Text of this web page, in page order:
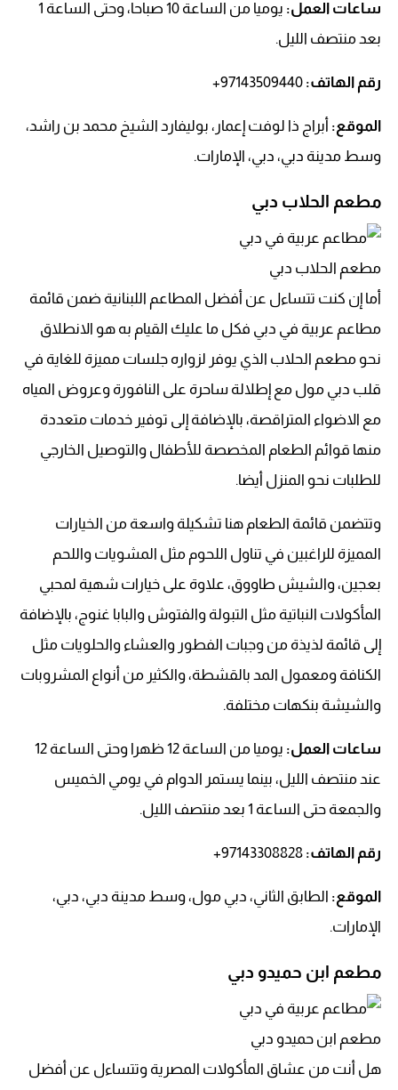
ساعات العمل:
يوميا من الساعة 10 صباحا، وحتى الساعة 1
بعد منتصف الليل.
رقم الهاتف:
97143509440+
الموقع: أبراج ذا لوفت إعمار، بوليفارد الشيخ محمد بن راشد،
وسط مدينة دبي، دبي، الإمارات.
مطعم الحلاب دبي
مطعم الحلاب دبي
أما إن كنت تتساءل عن أفضل المطاعم اللبنانية ضمن قائمة
مطاعم عربية في دبي فكل ما عليك القيام به هو الانطلاق
نحو مطعم الحلاب الذي يوفر لزواره جلسات مميزة للغاية في
قلب دبي مول مع إطلالة ساحرة على النافورة وعروض المياه
مع الاضواء المتراقصة، بالإضافة إلى توفير خدمات متعددة
منها قوائم الطعام المخصصة للأطفال والتوصيل الخارجي
للطلبات نحو المنزل أيضا.
وتتضمن قائمة الطعام هنا تشكيلة واسعة من الخيارات
المميزة للراغبين في تناول اللحوم مثل المشويات واللحم
بعجين، والشيش طاووق، علاوة على خيارات شهية لمحبي
المأكولات النباتية مثل التبولة والفتوش والبابا غنوج، بالإضافة
إلى قائمة لذيذة من وجبات الفطور والعشاء والحلويات مثل
الكنافة ومعمول المد بالقشطة، والكثير من أنواع المشروبات
والشيشة بنكهات مختلفة.
ساعات العمل:
يوميا من الساعة 12 ظهرا وحتى الساعة 12
عند منتصف الليل، بينما يستمر الدوام في يومي الخميس
والجمعة حتى الساعة 1 بعد منتصف الليل.
رقم الهاتف:
97143308828+
الموقع: الطابق الثاني، دبي مول، وسط مدينة دبي، دبي،
الإمارات.
مطعم ابن حميدو دبي
مطعم ابن حميدو دبي
هل أنت من عشاق المأكولات المصرية وتتساءل عن أفضل